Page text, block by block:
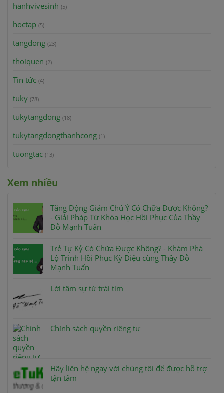
hanhvivesinh (5)
hoctap (5)
tangdong (23)
thoiquen (2)
Tin tức (4)
tuky (78)
tukytangdong (18)
tukytangdongthanhcong (1)
tuongtac (13)
Xem nhiều
Tăng Động Giảm Chú Ý Có Chữa Được Không?
- Giải Pháp Từ Khóa Học Hồi Phục Của Thầy
Đỗ Mạnh Tuấn
Trẻ Tự Kỷ Có Chữa Được Không? - Khám Phá
Lộ Trình Hồi Phục Kỳ Diệu cùng Thầy Đỗ
Mạnh Tuấn
Lời tâm sự từ trái tim
Chính sách quyền riêng tư
Hãy liên hệ ngay với chúng tôi để được hỗ trợ
tận tâm